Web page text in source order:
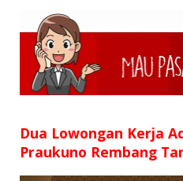
HOME
SMP
D3
Dua Lowongan Kerja
Praukuno Rembang